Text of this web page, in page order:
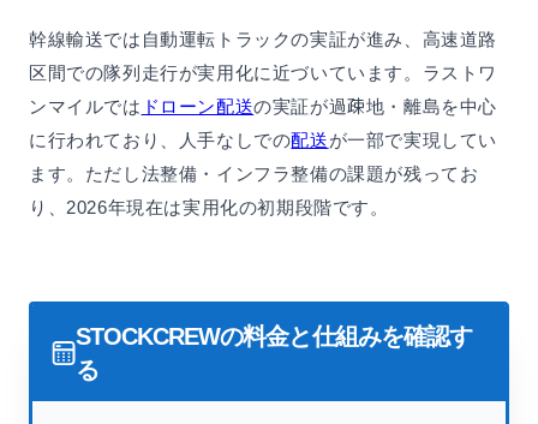
幹線輸送では自動運転トラックの実証が進み、高速道路
区間での隊列走行が実用化に近づいています。ラストワ
ンマイルでは ドローン配送の実証が過疎地・離島を中心
に行われており、人手なしでの配送が一部で実現してい
ます。ただし法整備・インフラ整備の課題が残ってお
り、2026年現在は実用化の初期段階です。
STOCKCREWの料金と仕組みを確認す
る